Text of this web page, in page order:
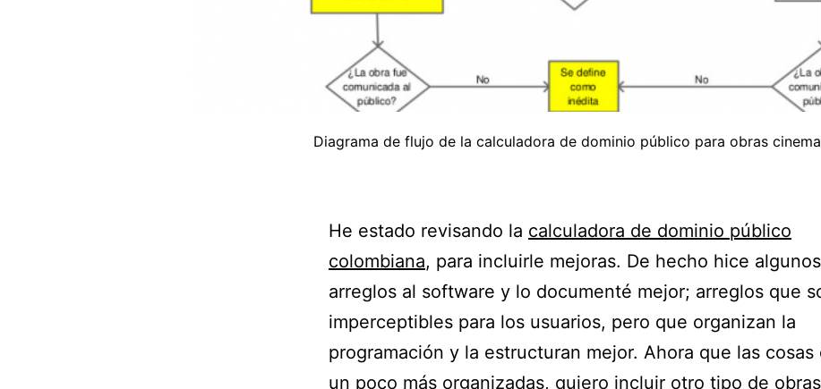
Diagrama de flujo de la calculadora de dominio público para obras
He estado revisando la calculadora de dominio público
colombiana, para incluirle mejoras. De hecho hice algunos
arreglos al software y lo documenté mejor; arreglos que
imperceptibles para los usuarios, pero que organizan la
programación y la estructuran mejor. Ahora que las cosas
un poco más organizadas, quiero incluir otro tipo de